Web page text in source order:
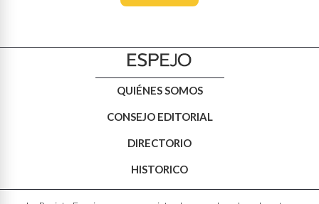
QUIÉNES SOMOS
CONSEJO EDITORIAL
DIRECTORIO
HISTORICO